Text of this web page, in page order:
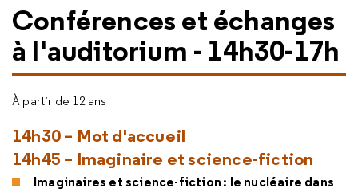
Conférences et échanges
à l'auditorium - 14h30-17h
À partir de 12 ans
14h30 – Mot d'accueil
14h45 – Imaginaire et science-fiction
Imaginaires et science-fiction : le nucléaire dans